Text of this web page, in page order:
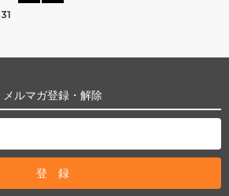
31
メルマガ登録・解除